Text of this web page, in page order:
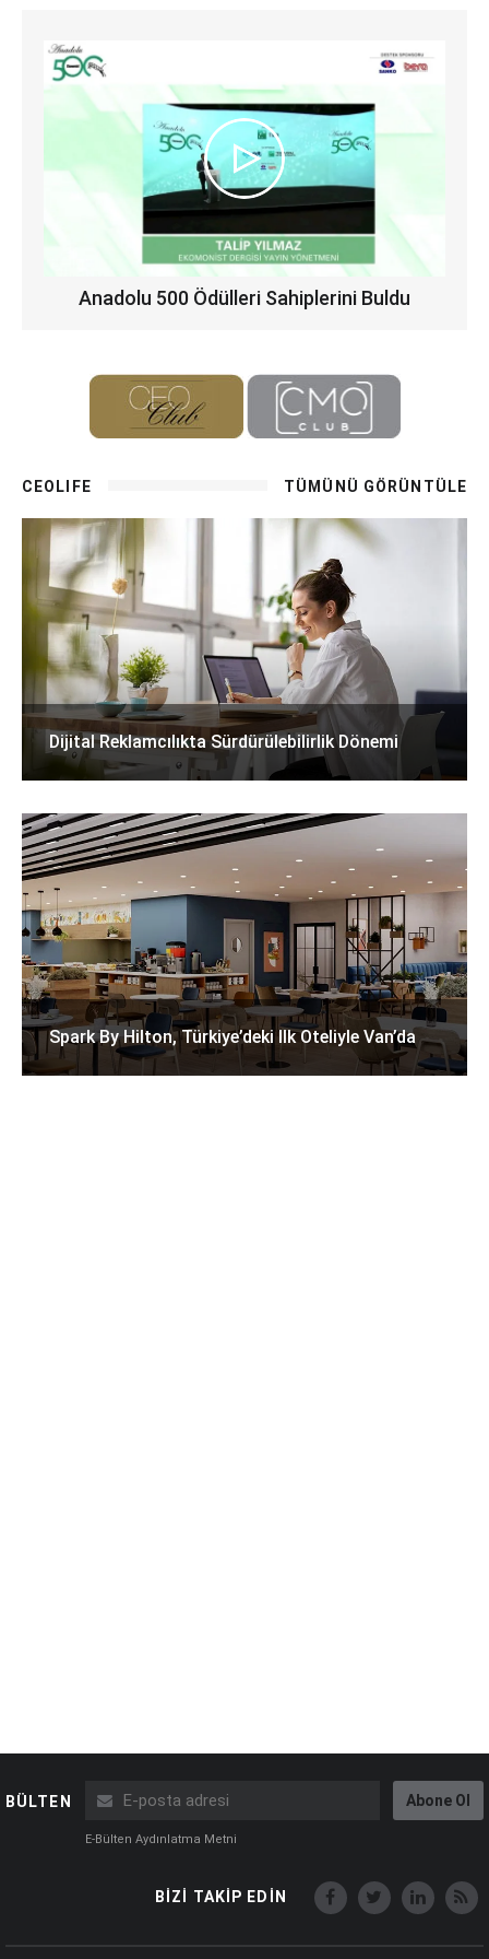
Anadolu 500 Ödülleri Sahiplerini Buldu
CEOLIFE TÜMÜNÜ GÖRÜNTÜLE
Dijital Reklamcılıkta Sürdürülebilirlik Dönemi
Spark By Hilton, Türkiye’deki Ilk Oteliyle Van’da
BÜLTEN Abone Ol
E-Bülten Aydınlatma Metni
BİZİ TAKİP EDİN